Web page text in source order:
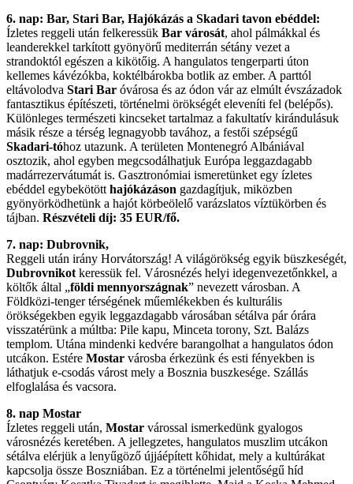
6. nap: Bar, Stari Bar, Hajókázás a Skadari tavon ebéddel:
Ízletes reggeli után felkeressük Bar városát, ahol pálmákkal és
leanderekkel tarkított gyönyörű mediterrán sétány vezet a
strandoktól egészen a kikötőig. A hangulatos tengerparti úton
kellemes kávézókba, koktélbárokba botlik az ember. A parttól
eltávolodva Stari Bar óvárosa és az ódon vár az elmúlt évszázadok
fantasztikus építészeti, történelmi örökségét eleveníti fel (belépős).
Különleges természeti kincseket tartalmaz a fakultatív kirándulásuk
másik része a térség legnagyobb tavához, a festői szépségű
Skadari-tóhoz utazunk. A területen Montenegró Albániával
osztozik, ahol egyben megcsodálhatjuk Európa leggazdagabb
madárrezervátumát is. Gasztronómiai ismeretünket egy ízletes
ebéddel egybekötötthajókázáson gazdagítjuk, miközben
gyönyörködhetünk a hajót körbeölelő varázslatos víztükörben és
tájban. Részvételi díj: 35 EUR/fő.
7. nap: Dubrovnik,
Reggeli után irány Horvátország! A világörökség egyik büszkeségét,
Dubrovnikotkeressük fel. Városnézés helyi idegenvezetőnkkel, a
költők által „földi mennyországnak” nevezett városban. A
Földközi-tenger térségének műemlékekben és kulturális
örökségekben egyik leggazdagabb városában sétálva pár órára
visszatérünk a múltba: Pile kapu, Minceta torony, Szt. Balázs
templom. Utána mindenki kedvére barangolhat a hangulatos ódon
utcákon. Estére Mostar városba érkezünk és esti fényekben is
láthatjuk e-csodás várost mely a Bosznia buszkesége. Szállás
elfoglalása és vacsora.
8. nap Mostar
Ízletes reggeli után, Mostar várossal ismerkedünk gyalogos
városnézés keretében. A jellegzetes, hangulatos muszlim utcákon
sétálva elérjük a lenyűgöző újjáépített kőhidat, mely a kultúrákat
kapcsolja össze Boszniában. Ez a történelmi jelentőségű híd